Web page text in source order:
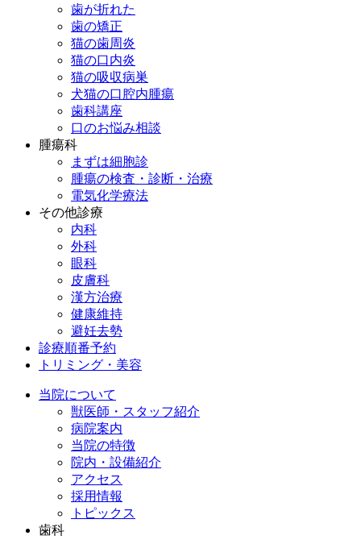
歯が折れた
歯の矯正
猫の歯周炎
猫の口内炎
猫の吸収病巣
犬猫の口腔内腫瘍
歯科講座
口のお悩み相談
腫瘍科
まずは細胞診
腫瘍の検査・診断・治療
電気化学療法
その他診療
内科
外科
眼科
皮膚科
漢方治療
健康維持
避妊去勢
診療順番予約
トリミング・美容
当院について
獣医師・スタッフ紹介
病院案内
当院の特徴
院内・設備紹介
アクセス
採用情報
トピックス
歯科